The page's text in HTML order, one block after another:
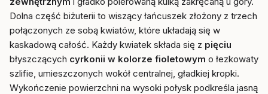
Dolna część biżuterii to wiszący łańcuszek złożony z trzech
połączonych ze sobą kwiatów, które układają się w
kaskadową całość. Każdy kwiatek składa się z pięciu
błyszczących cyrkonii w kolorze fioletowym o łezkowatym
szlifie, umieszczonych wokół centralnej, gładkiej kropki.
Wykończenie powierzchni na wysoki połysk podkreśla jasną